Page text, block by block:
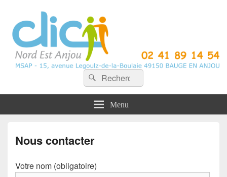
CLIC Nord Est Anjou
Recherche :
Rechercher
Menu
Nous contacter
Votre nom (obligatoire)